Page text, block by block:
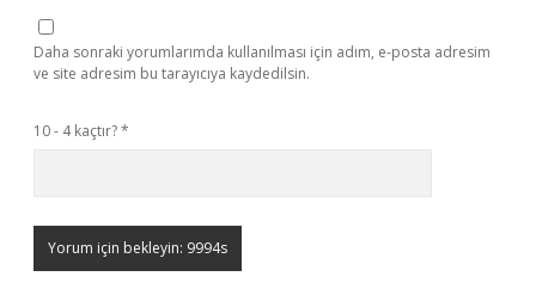
Daha sonraki yorumlarımda kullanılması için adım, e-posta adresim
ve site adresim bu tarayıcıya kaydedilsin.
10 - 4 kaçtır?*